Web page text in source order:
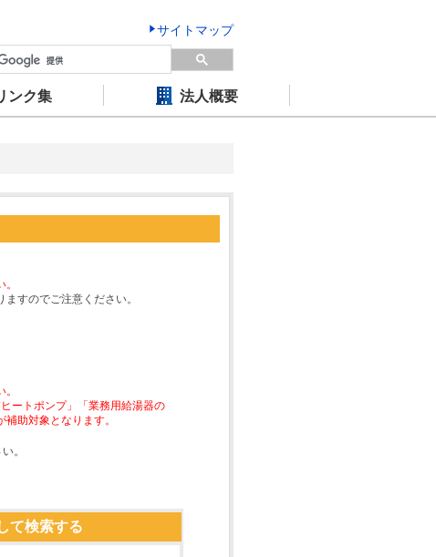
サイトマップ
ンク集 法人概要
すのでご注意ください。
ートポンプ」「業務用給湯器の
助対象となります。
。
て検索する